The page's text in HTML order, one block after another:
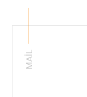
MAİL